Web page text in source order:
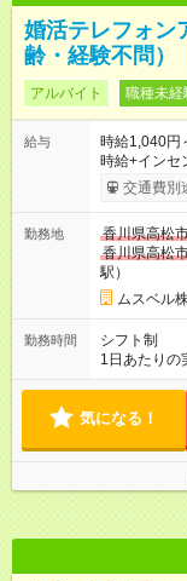
婚活テレフォン
齢・経験不問）
アルバイト 職種未経
給与
時給1,040円
時給+インセ
ます。 《成果に応じたインセンティブ支給例》 テレアポ未経
験、入社5
果・貢献に
ヶ月で、そ
ません。 【試用期間】試用期間あり 試用期間の長さ：2ヶ月
※ 雇用形態
形態：中途
用期間は2ヶ
更はありま
交通費別
勤務地
香川県高松
香川県高松
駅）
ムスベル
勤務時間
シフト制
1日あたりの実
フト＞
（希望シフ
気になる！